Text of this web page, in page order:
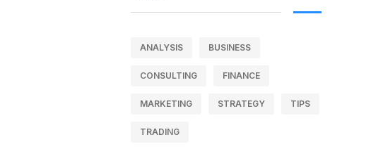
ANALYSIS BUSINESS
CONSULTING FINANCE
MARKETING STRATEGY TIPS
TRADING